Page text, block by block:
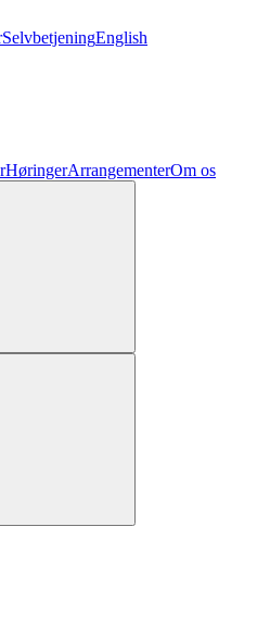
SelvbetjeningEnglish
HøringerArrangementerOm os